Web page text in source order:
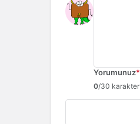
Yorumunuz*
0/30 karakter